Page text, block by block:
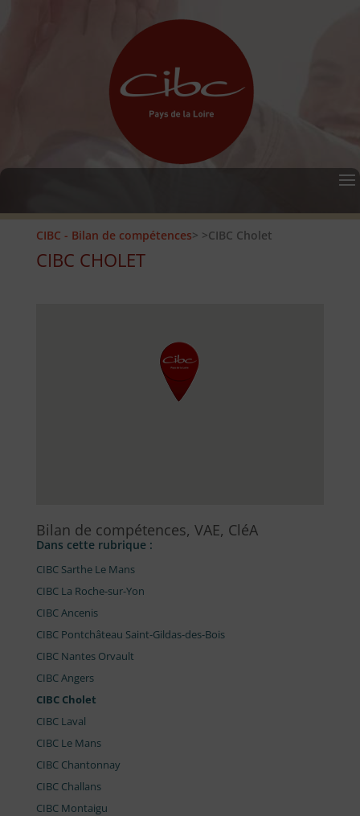
CIBC - Bilan de compétences> >CIBC Cholet
CIBC CHOLET
Bilan de compétences, VAE, CléA
Dans cette rubrique :
CIBC Sarthe Le Mans
CIBC La Roche-sur-Yon
CIBC Ancenis
CIBC Pontchâteau Saint-Gildas-des-Bois
CIBC Nantes Orvault
CIBC Angers
CIBC Cholet
CIBC Laval
CIBC Le Mans
CIBC Chantonnay
CIBC Challans
CIBC Montaigu